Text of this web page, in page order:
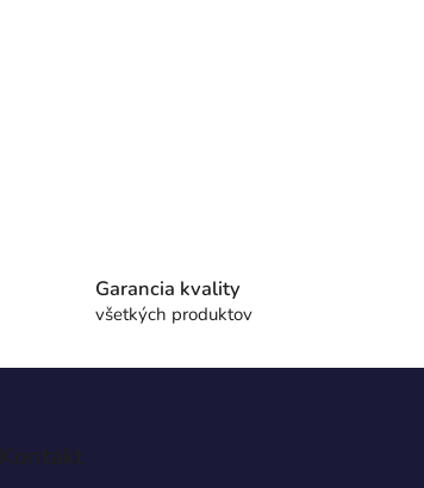
Garancia kvality
všetkých produktov
Kontakt